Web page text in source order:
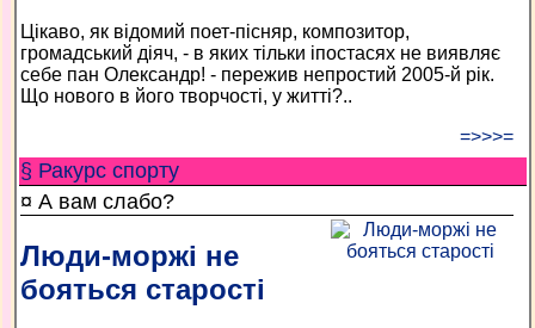
Цікаво, як відомий поет-пісняр, композитор,
громадський діяч, - в яких тільки іпостасях не виявляє
себе пан Олександр! - пережив непростий 2005-й рік.
Що нового в його творчості, у житті?..
=>>>=
§ Ракурс спорту
¤ А вам слабо?
Люди-моржі не
бояться старості